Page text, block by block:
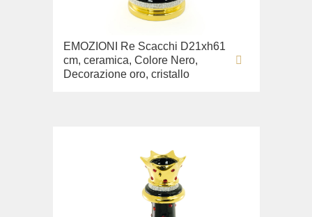
EMOZIONI Re Scacchi D21xh61
cm, ceramica, Colore Nero,
Decorazione oro, cristallo